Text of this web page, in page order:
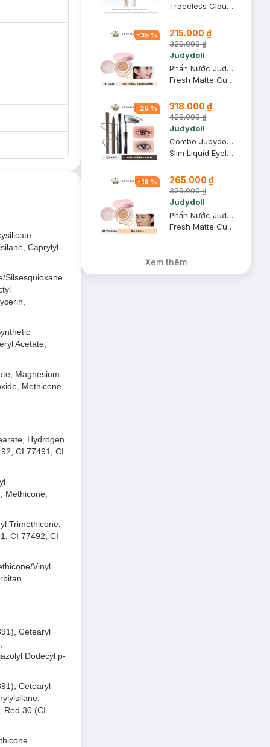
Caprylyl
Silsesquioxane
Acetate,
Magnesium
Methicone,
Hydrogen
CI 77491, CI
Methicone,
Trimethicone,
CI 77492, CI
Vinyl
Cetearyl
Dodecyl p-
Cetearyl
Red 30 (CI
Traceless Cloud-Touch Concealer - 00 Fair
-35 % 215.000 ₫
329.000 ₫
Judydoll
Phấn Nước Judydoll Mịn Lì, Che Phủ Cao - 01 Light 12.5g
Fresh Matte Cushion
-26 % 318.000 ₫
428.000 ₫
Judydoll
Combo Judydoll Bút Kẻ Mắt Nước Siêu Mảnh - 02 Nâu Đậm (Mới) 0.4g + Mascara Đầu Siêu Cong 6 Độ - 01 Đen (Mới) 3g
Slim Liquid Eyeliner + Curling Iron Mascara - 6° Curling Design
-19 % 265.000 ₫
329.000 ₫
Judydoll
Phấn Nước Judydoll Mịn Lì, Che Phủ Cao - 02 Vanilla 12.5g
Fresh Matte Cushion
Xem thêm